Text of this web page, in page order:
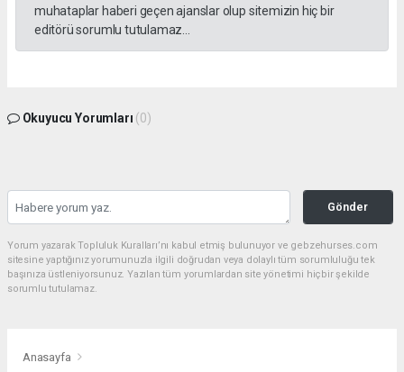
muhataplar haberi geçen ajanslar olup sitemizin hiç bir
editörü sorumlu tutulamaz...
Okuyucu Yorumları (0)
Gönder
Yorum yazarak Topluluk Kuralları’nı kabul etmiş bulunuyor ve gebzehurses.com
sitesine yaptığınız yorumunuzla ilgili doğrudan veya dolaylı tüm sorumluluğu tek
başınıza üstleniyorsunuz. Yazılan tüm yorumlardan site yönetimi hiçbir şekilde
sorumlu tutulamaz.
Anasayfa